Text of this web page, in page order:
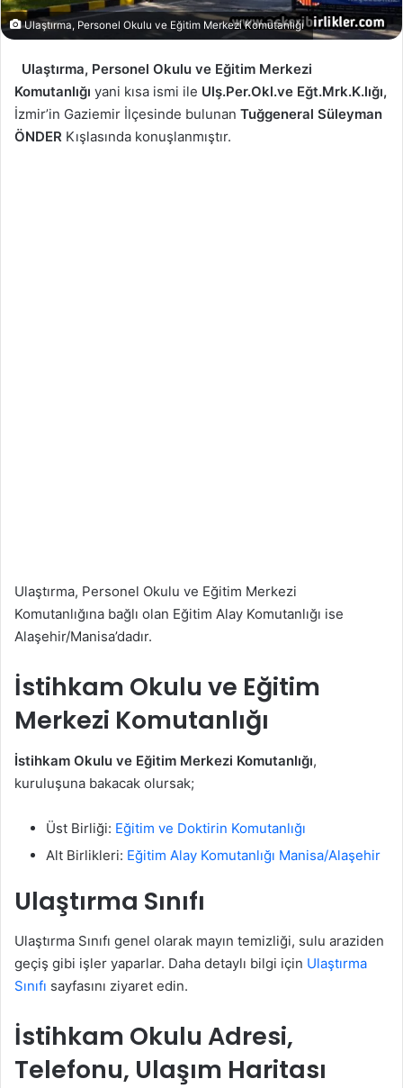
Ulaştırma, Personel Okulu ve Eğitim Merkezi Komutanlığı
Ulaştırma, Personel Okulu ve Eğitim Merkezi
Komutanlığı yani kısa ismi ile Ulş.Per.Okl.ve Eğt.Mrk.K.lığı,
İzmir’in Gaziemir İlçesinde bulunan Tuğgeneral Süleyman
ÖNDER Kışlasında konuşlanmıştır.
Ulaştırma, Personel Okulu ve Eğitim Merkezi
Komutanlığına bağlı olan Eğitim Alay Komutanlığı ise
Alaşehir/Manisa’dadır.
İstihkam Okulu ve Eğitim
Merkezi Komutanlığı
İstihkam Okulu ve Eğitim Merkezi Komutanlığı,
kuruluşuna bakacak olursak;
Üst Birliği: Eğitim ve Doktirin Komutanlığı
Alt Birlikleri: Eğitim Alay Komutanlığı Manisa/Alaşehir
Ulaştırma Sınıfı
Ulaştırma Sınıfı genel olarak mayın temizliği, sulu araziden
geçiş gibi işler yaparlar. Daha detaylı bilgi için Ulaştırma
Sınıfı sayfasını ziyaret edin.
İstihkam Okulu Adresi,
Telefonu, Ulaşım Haritası